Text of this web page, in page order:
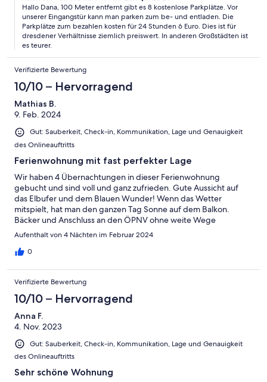
Hallo Dana, 100 Meter entfernt gibt es 8 kostenlose Parkplätze. Vor
unserer Eingangstür kann man parken zum be- und entladen. Die
Parkplätze zum bezahlen kosten für 24 Stunden 6 Euro. Dies ist für
dresdener Verhältnisse ziemlich preiswert. In anderen Großstädten ist
es teurer.
Verifizierte Bewertung
10/10 – Hervorragend
Mathias B.
9. Feb. 2024
Gut: Sauberkeit, Check-in, Kommunikation, Lage und Genauigkeit
des Onlineauftritts
Ferienwohnung mit fast perfekter Lage
Wir haben 4 Übernachtungen in dieser Ferienwohnung
gebucht und sind voll und ganz zufrieden. Gute Aussicht auf
das Elbufer und dem Blauen Wunder! Wenn das Wetter
mitspielt, hat man den ganzen Tag Sonne auf dem Balkon.
Bäcker und Anschluss an den ÖPNV ohne weite Wege
vorhanden. Dazu optional die Möglichkeit auf eine sicheren
Kurzurlaub.
Aufenthalt von 4 Nächten im Februar 2024
0
Verifizierte Bewertung
10/10 – Hervorragend
Anna F.
4. Nov. 2023
Gut: Sauberkeit, Check-in, Kommunikation, Lage und Genauigkeit
des Onlineauftritts
Sehr schöne Wohnung